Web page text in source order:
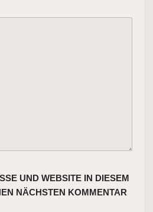
UND WEBSITE IN DIESEM
NÄCHSTEN KOMMENTAR